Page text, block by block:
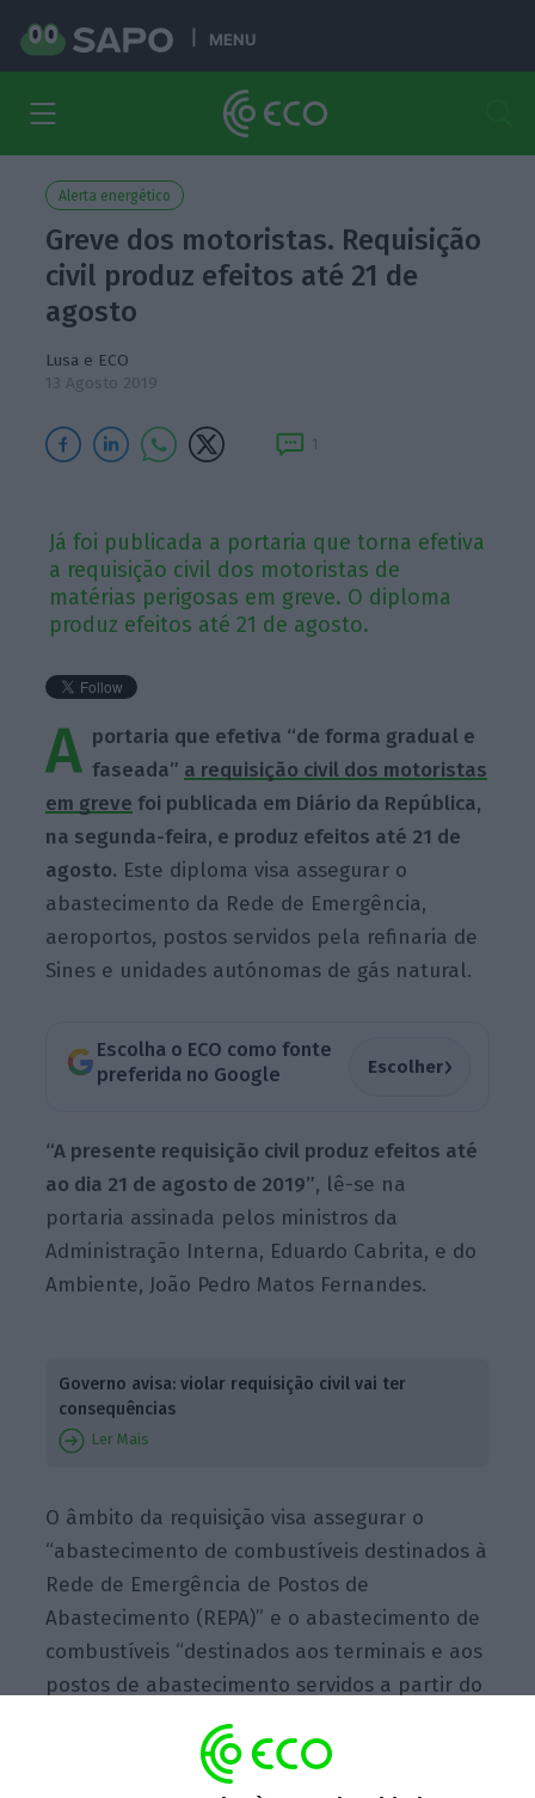
MENU
Alerta energético
Greve dos motoristas. Requisição
civil produz efeitos até 21 de
agosto
Lusa e ECO
13 Agosto 2019
1
Já foi publicada a portaria que torna efetiva
a requisição civil dos motoristas de
matérias perigosas em greve. O diploma
produz efeitos até 21 de agosto.
A portaria que efetiva “de forma gradual e
faseada” a requisição civil dos motoristas
em greve foi publicada em Diário da República,
na segunda-feira, e produz efeitos até 21 de
agosto. Este diploma visa assegurar o
abastecimento da Rede de Emergência,
aeroportos, postos servidos pela refinaria de
Sines e unidades autónomas de gás natural.
Escolha o ECO como fonte
preferida no Google
Escolher›
“A presente requisição civil produz efeitos até
ao dia 21 de agosto de 2019”, lê-se na
portaria assinada pelos ministros da
Administração Interna, Eduardo Cabrita, e do
Ambiente, João Pedro Matos Fernandes.
Governo avisa: violar requisição civil vai ter
consequências
Ler Mais
O âmbito da requisição visa assegurar o
“abastecimento de combustíveis destinados à
Rede de Emergência de Postos de
Abastecimento (REPA)” e o abastecimento de
combustíveis “destinados aos terminais e aos
postos de abastecimento servidos a partir do
centro de carga da Refinaria de Sines, tendo
por referência 50% dos trabalhadores afetos
a este tipo de serviços por cada empresa”.